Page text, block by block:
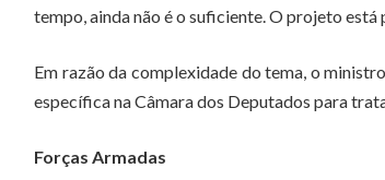
tempo, ainda não é o suficiente. O projeto está
Em razão da complexidade do tema, o
específica na Câmara dos Deputados para
Forças Armadas